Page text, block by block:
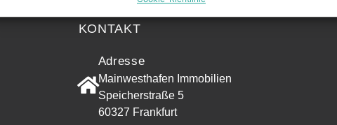
KONTAKT
Adresse
Mainwesthafen Immobilien
Speicherstraße 5
60327 Frankfurt